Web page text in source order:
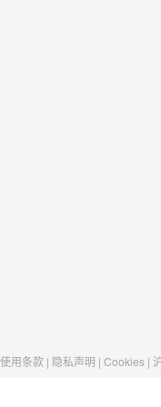
使用条款 | 隐私声明 | Cookies |